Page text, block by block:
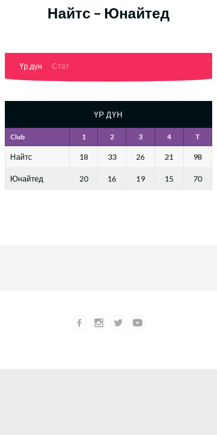
Найтс – Юнайтед
Үр дүн Стат
ҮР ДҮН
Club 1 2 3 4 T
Найтс 18 33 26 21 98
Юнайтед 20 16 19 15 70